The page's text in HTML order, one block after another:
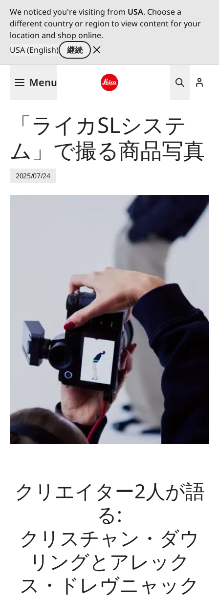
We noticed you're visiting from USA. Choose a
different country or region to view content for your
location and shop online.
USA (English)
継続
Menu
「ライカSLシステ
ム」で撮る商品写真
2025/07/24
クリエイター2人が語
る:
クリスチャン・ダウ
リングとアレック
ス・ドレヴニャック